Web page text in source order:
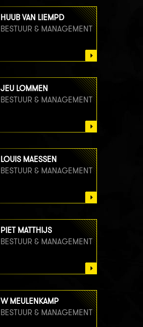
HUUB VAN LIEMPD
BESTUUR & MANAGEMENT
JEU LOMMEN
BESTUUR & MANAGEMENT
LOUIS MAESSEN
BESTUUR & MANAGEMENT
PIET MATTHIJS
BESTUUR & MANAGEMENT
W MEULENKAMP
BESTUUR & MANAGEMENT